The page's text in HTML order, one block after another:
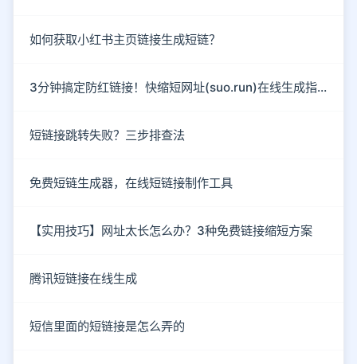
如何获取小红书主页链接生成短链？
3分钟搞定防红链接！快缩短网址(suo.run)在线生成指南
短链接跳转失败？三步排查法
免费短链生成器，在线短链接制作工具
【实用技巧】网址太长怎么办？3种免费链接缩短方案
腾讯短链接在线生成
短信里面的短链接是怎么弄的